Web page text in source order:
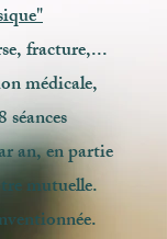
fracture,...
médicale,
an, en partie
mutuelle.